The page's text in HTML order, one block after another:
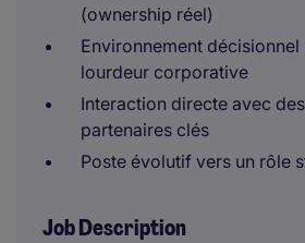
(ownership réel)
Environnement décisionnel
lourdeur corporative
Interaction directe avec
partenaires clés
Poste évolutif vers un rôle
Job Description